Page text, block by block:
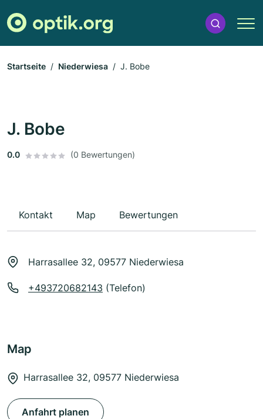
Startseite Niederwiesa J. Bobe
J. Bobe
0.0 (0 Bewertungen)
Kontakt Map Bewertungen
Harrasallee 32, 09577 Niederwiesa
+493720682143 (Telefon)
Map
Harrasallee 32, 09577 Niederwiesa
Anfahrt planen